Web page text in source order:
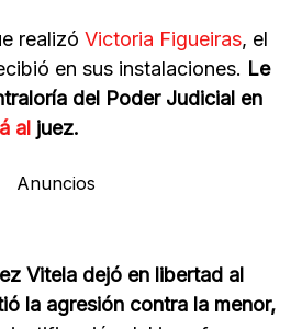
realizó Victoria Figueiras, el
en sus instalaciones. Le
del Poder Judicial en
al juez.
Anuncios
Vitela dejó en libertad al
la agresión contra la menor,